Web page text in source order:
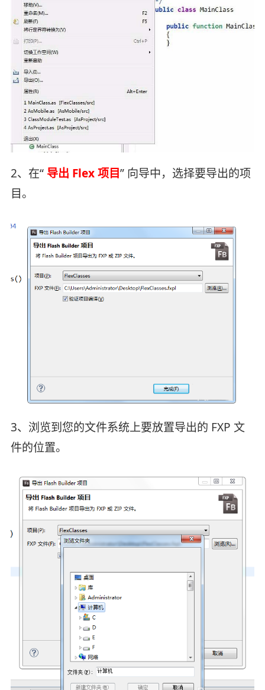
2、在“ 导出 Flex 项目” 向导中，选择要导出的项
目。
3、浏览到您的文件系统上要放置导出的 FXP 文
件的位置。